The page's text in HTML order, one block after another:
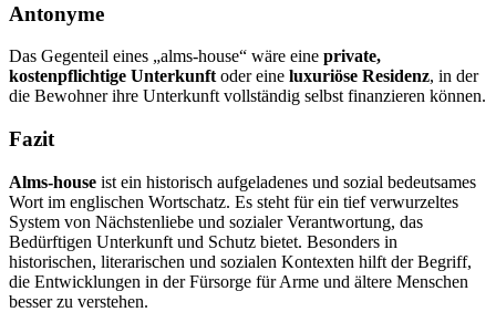
Antonyme
Das Gegenteil eines „alms-house“ wäre eine private,
kostenpflichtige Unterkunft oder eine luxuriöse Residenz, in der
die Bewohner ihre Unterkunft vollständig selbst finanzieren können.
Fazit
Alms-house ist ein historisch aufgeladenes und sozial bedeutsames
Wort im englischen Wortschatz. Es steht für ein tief verwurzeltes
System von Nächstenliebe und sozialer Verantwortung, das
Bedürftigen Unterkunft und Schutz bietet. Besonders in
historischen, literarischen und sozialen Kontexten hilft der Begriff,
die Entwicklungen in der Fürsorge für Arme und ältere Menschen
besser zu verstehen.